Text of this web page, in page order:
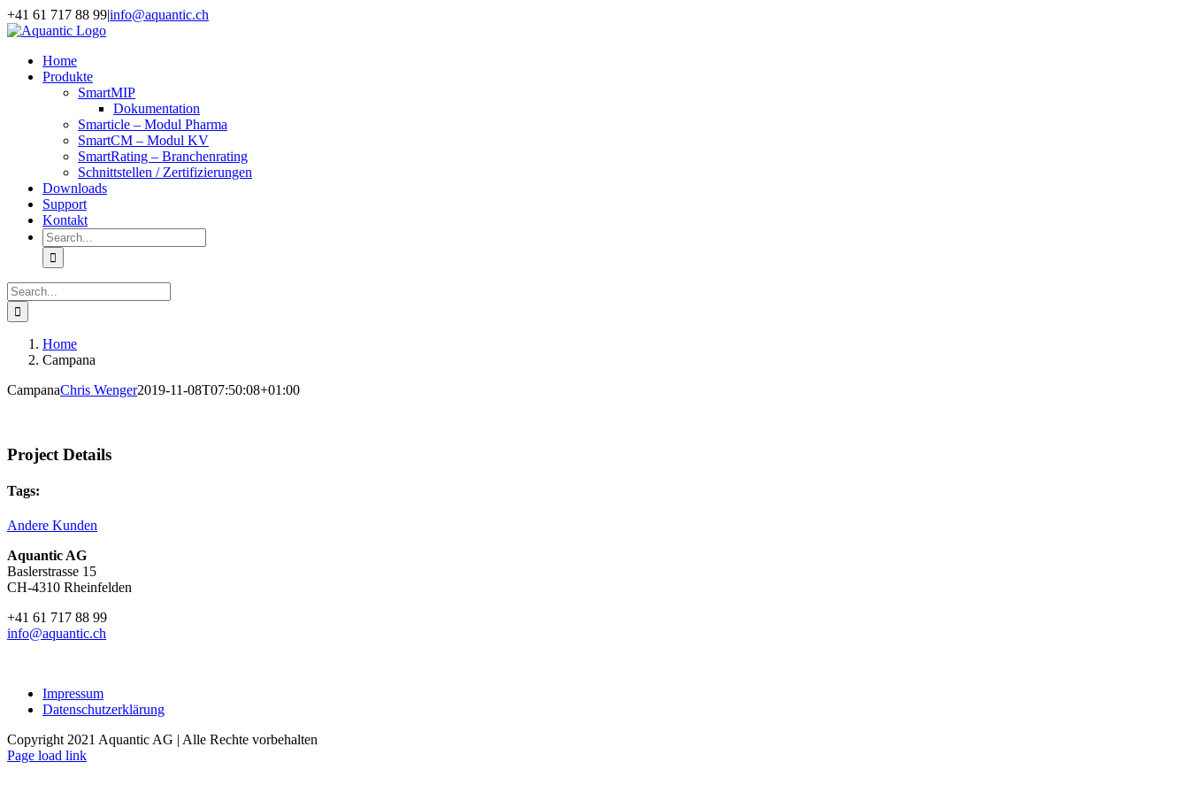
Skip
to
+41 61 717 88 99|info@aquantic.ch
Home
Produkte
SmartMIP
Dokumentation
Smarticle – Modul Pharma
SmartCM – Modul KV
SmartRating – Branchenrating
Schnittstellen / Zertifizierungen
Downloads
Support
Kontakt
Search
for:
Search
for:
Home
Campana
CampanaChris Wenger2019-11-08T07:50:08+01:00
Project Details
Tags:
Andere Kunden
Aquantic AG
Baslerstrasse 15
CH-4310 Rheinfelden
+41 61 717 88 99
info@aquantic.ch
Impressum
Datenschutzerklärung
Copyright 2021 Aquantic AG | Alle Rechte vorbehalten
Page load link